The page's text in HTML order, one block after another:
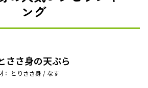
ング
ささ身の天ぷら
： とりささ身 / なす